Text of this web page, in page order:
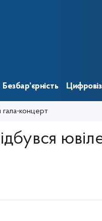
Безбар’єрність
гала-концерт